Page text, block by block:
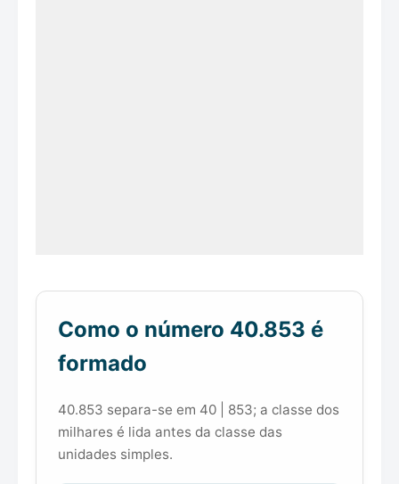
Como o número 40.853 é
formado
40.853 separa-se em 40 | 853; a classe dos
milhares é lida antes da classe das
unidades simples.